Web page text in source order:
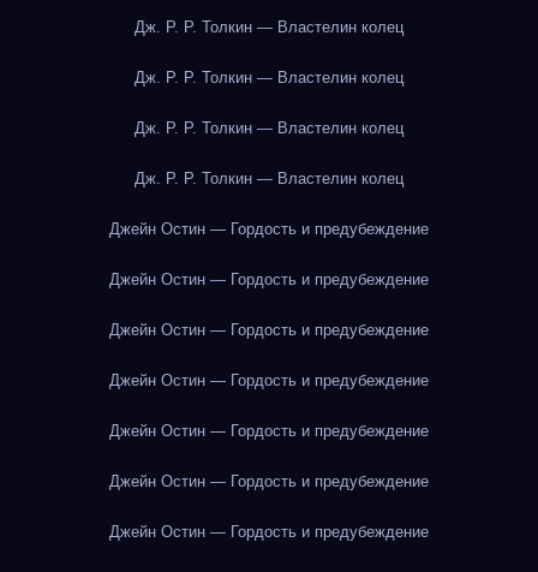
Дж. Р. Р. Толкин — Властелин колец
Дж. Р. Р. Толкин — Властелин колец
Дж. Р. Р. Толкин — Властелин колец
Дж. Р. Р. Толкин — Властелин колец
Джейн Остин — Гордость и предубеждение
Джейн Остин — Гордость и предубеждение
Джейн Остин — Гордость и предубеждение
Джейн Остин — Гордость и предубеждение
Джейн Остин — Гордость и предубеждение
Джейн Остин — Гордость и предубеждение
Джейн Остин — Гордость и предубеждение